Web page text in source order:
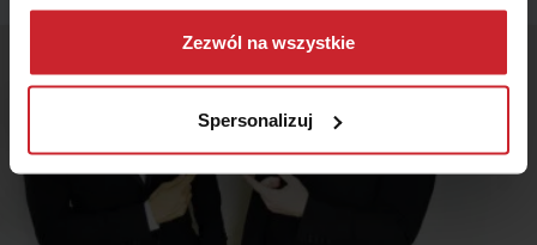
Dowiedz się więcej na temat tego, kim jesteśmy, jak
można się z nami skontaktować i w jaki sposób
przetwarzamy dane osobowe w ramachPolityki
Zezwól na wszystkie
Spersonalizuj